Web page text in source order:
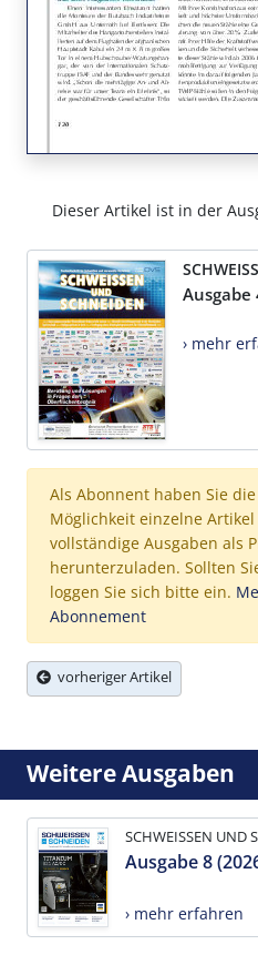
Dieser Artikel ist in der
Ausgabe
› mehr
Als Abonnent haben Sie die
Möglichkeit einzelne
vollständige Ausgaben als
herunterzuladen. Sollten
loggen Sie sich bitte ein.
Abonnement
vorheriger Artikel
Weitere Ausgaben
SCHWEISSEN UND
Ausgabe 8
› mehr erfahren